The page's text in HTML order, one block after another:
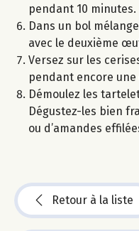
pendant 10 minutes.
Dans un bol
avec le deuxième
Versez sur les
pendant encore
Démoulez les
Dégustez-les bien
ou d’amandes
Retour à la liste